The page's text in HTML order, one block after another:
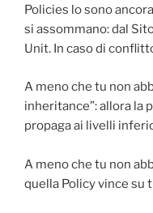
Policies lo sono
si assommano: dal
Unit. In caso di
A meno che tu non
inheritance”: allora la
propaga ai livelli
A meno che tu non
quella Policy vince su